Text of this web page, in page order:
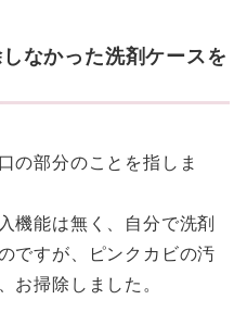
なかった洗剤ケースを
の部分のことを指しま
機能は無く、自分で洗剤
ですが、ピンクカビの汚
お掃除しました。